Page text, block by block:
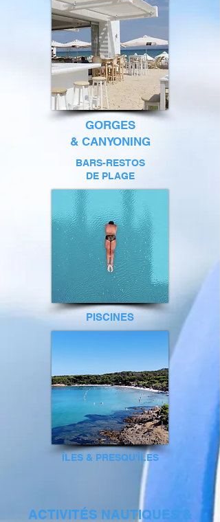
GORGES
& CANYONING
BARS-RESTOS
DE PLAGE
PISCINES
​ÎLES & PRESQU'ÎLES
ACTIVITÉS NAUTIQUES &